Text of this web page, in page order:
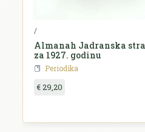
/
Almanah Jadranska
za 1927. godinu
Periodika
€ 29,20